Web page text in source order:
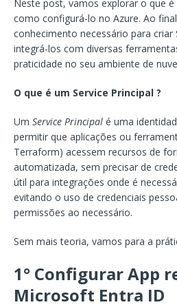
Neste post, vamos explorar o que é
como configurá-lo no Azure. Ao
conhecimento necessário para criar
integrá-los com diversas
praticidade no seu ambiente de
O que é um Service Principal ?
Um Service Principal é uma
permitir que aplicações ou
Terraform) acessem recursos de
automatizada, sem precisar de
útil para integrações onde é
evitando o uso de credenciais
permissões ao necessário.
Sem mais teoria, vamos para a
1° Configurar App
Microsoft Entra ID